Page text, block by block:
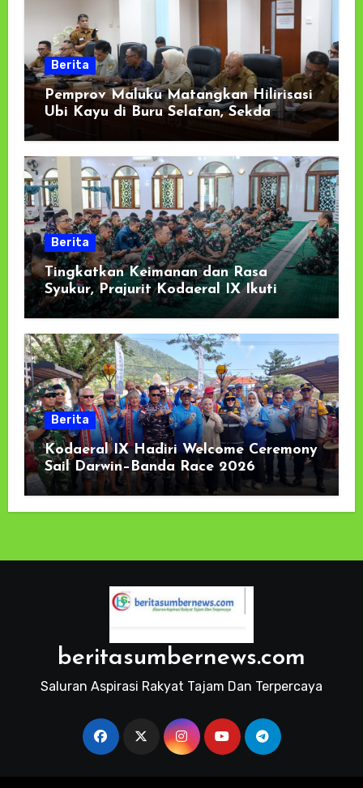
Berita
Pemprov Maluku Matangkan Hilirisasi
Ubi Kayu di Buru Selatan, Sekda
Tekankan Kesiapan Lahan dan
Dukungan Masyarakat
Berita
Tingkatkan Keimanan dan Rasa
Syukur, Prajurit Kodaeral IX Ikuti
Kauseri Agama Secara Virtual
Berita
Kodaeral IX Hadiri Welcome Ceremony
Sail Darwin–Banda Race 2026
beritasumbernews.com
Saluran Aspirasi Rakyat Tajam Dan Terpercaya